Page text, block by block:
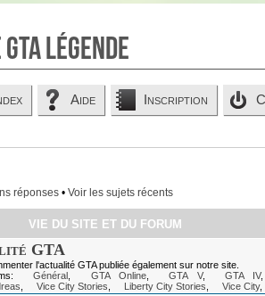
Légende
Aide Inscription
réponses• Voir les sujets récents
VIE DU SITE ET DU FORUM
GTA
l'actualité GTA publiée également sur notre site.
Général GTA Online, GTA V, GTA IV
Vice City Stories Liberty City Stories Vice City,